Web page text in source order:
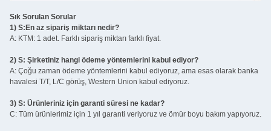
Sık Sorulan Sorular
1) S:En az sipariş miktarı nedir?
A: KTM: 1 adet. Farklı sipariş miktarı farklı fiyat.
2) S: Şirketiniz hangi ödeme yöntemlerini kabul ediyor?
A: Çoğu zaman ödeme yöntemlerini kabul ediyoruz, ama esas olarak banka
havalesi T/T, L/C görüş, Western Union kabul ediyoruz.
3) S: Ürünleriniz için garanti süresi ne kadar?
C: Tüm ürünlerimiz için 1 yıl garanti veriyoruz ve ömür boyu bakım yapıyoruz.